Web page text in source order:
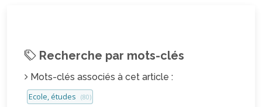
Recherche par mots-clés
Mots-clés associés à cet article :
Ecole, études (80)